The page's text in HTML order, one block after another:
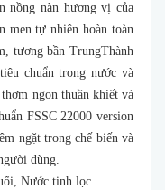
nồng nàn hương vị của
men tự nhiên hoàn toàn
tương bần TrungThành
chuẩn trong nước và
ngon thuần khiết và
FSSC 22000 version
ngặt trong chế biến và
dùng.
Nước tinh lọc